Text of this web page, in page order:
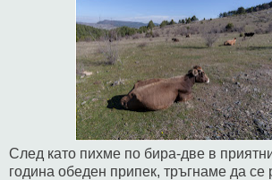
След като пихме по бира-две в
година обеден припек, тръгнаме да се